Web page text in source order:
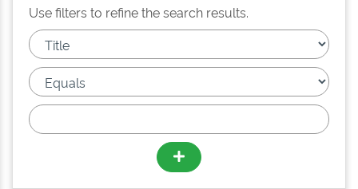
Use filters to refine the search results.